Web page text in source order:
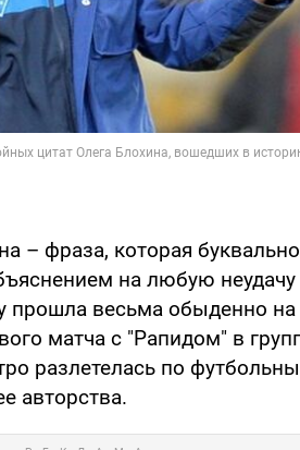
– фраза, которая
на любую
прошла весьма обыденно на
матча с "Рапидом" в
разлетелась по
авторства.